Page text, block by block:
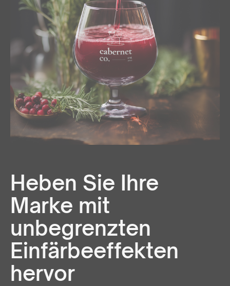
Heben Sie Ihre
Marke mit
unbegrenzten
Einfärbeeffekten
hervor